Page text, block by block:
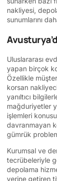
nakliyesi,
sunumlarını
Uluslararası
yapan birçok
Özellikle
korsan
yanıltıcı
mağduriyetler
işlemleri
davranmayan
gümrük
Kurumsal ve
tecrübeleriyle
depolama
yerine getiren